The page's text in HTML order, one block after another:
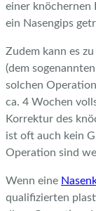
einer knöchernen
ein Nasengips
Zudem kann es
(dem
solchen
ca. 4 Wochen
Korrektur des
ist oft auch kein
Operation sind
Wenn eine
qualifizierten